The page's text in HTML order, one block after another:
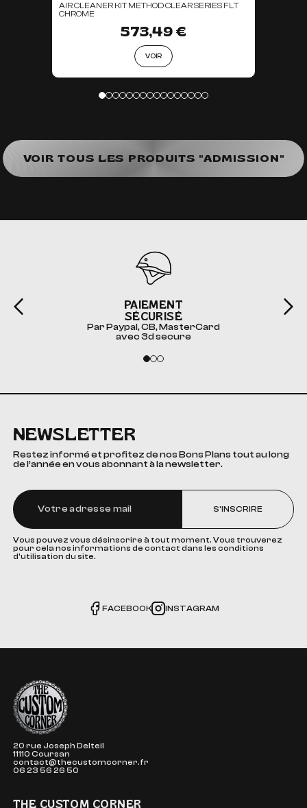
AIR CLEANER KIT METHOD CLEAR SERIES FLT
CHROME
573,49 €
VOIR
VOIR TOUS LES PRODUITS "ADMISSION"
PAIEMENT
SÉCURISÉ
Par Paypal, CB, MasterCard
avec 3d secure
NEWSLETTER
Restez informé et profitez de nos Bons Plans tout au long
de l’année en vous abonnant à la newsletter.
S'INSCRIRE
Vous pouvez vous désinscrire à tout moment. Vous trouverez
pour cela nos informations de contact dans les conditions
d'utilisation du site.
FACEBOOK INSTAGRAM
The Custom Corner
20 rue Joseph Delteil
11110 Coursan
contact@thecustomcorner.fr
06 23 56 26 50
THE CUSTOM CORNER